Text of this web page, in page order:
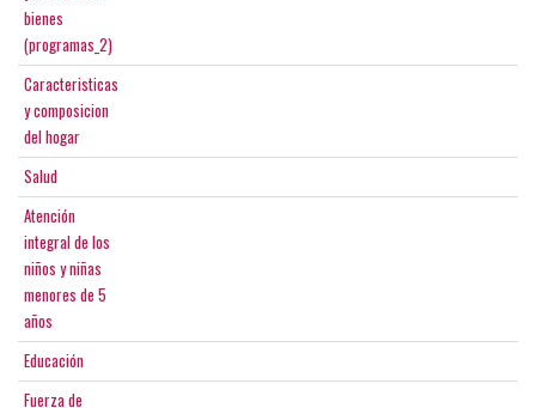
bienes
(programas_2)
Caracteristicas
y composicion
del hogar
Salud
Atención
integral de los
niños y niñas
menores de 5
años
Educación
Fuerza de